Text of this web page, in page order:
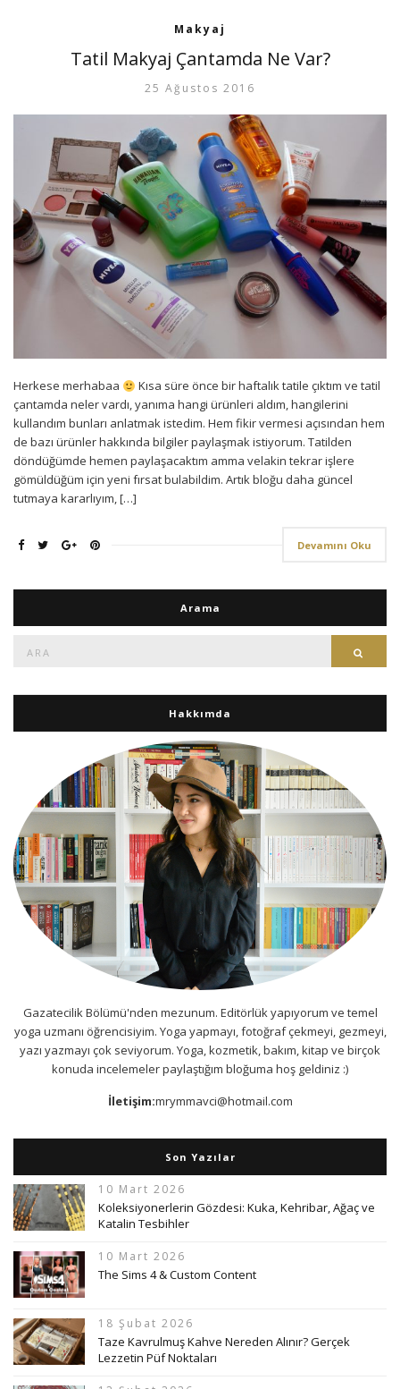
Makyaj
Tatil Makyaj Çantamda Ne Var?
25 Ağustos 2016
Herkese merhabaa
Kısa süre önce bir haftalık tatile çıktım ve tatil
çantamda neler vardı, yanıma hangi ürünleri aldım, hangilerini
kullandım bunları anlatmak istedim. Hem fikir vermesi açısından hem
de bazı ürünler hakkında bilgiler paylaşmak istiyorum. Tatilden
döndüğümde hemen paylaşacaktım amma velakin tekrar işlere
gömüldüğüm için yeni fırsat bulabildim. Artık bloğu daha güncel
tutmaya kararlıyım, […]
Devamını Oku
Arama
Hakkımda
Gazatecilik Bölümü'nden mezunum. Editörlük yapıyorum ve temel
yoga uzmanı öğrencisiyim. Yoga yapmayı, fotoğraf çekmeyi, gezmeyi,
yazı yazmayı çok seviyorum. Yoga, kozmetik, bakım, kitap ve birçok
konuda incelemeler paylaştığım bloğuma hoş geldiniz :)
İletişim:mrymmavci@hotmail.com
Son Yazılar
10 Mart 2026
Koleksiyonerlerin Gözdesi: Kuka, Kehribar, Ağaç ve
Katalin Tesbihler
10 Mart 2026
The Sims 4 & Custom Content
18 Şubat 2026
Taze Kavrulmuş Kahve Nereden Alınır? Gerçek
Lezzetin Püf Noktaları